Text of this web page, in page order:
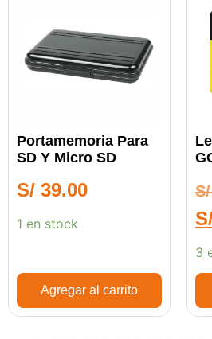
Portamemoria Para
SD Y Micro SD
S/ 39.00
1 en stock
Agregar al carrito
S/
3